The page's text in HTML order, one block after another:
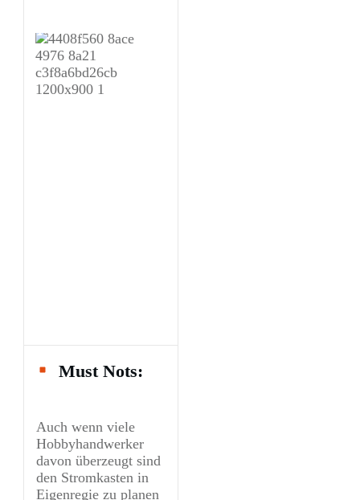
Must Nots:
Auch wenn viele
Hobbyhandwerker
davon überzeugt sind
den Stromkasten in
Eigenregie zu planen